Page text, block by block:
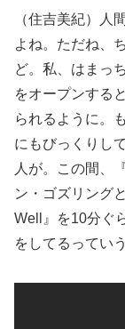
（住吉美紀）人
よね。ただね、
ど。私、はまっ
をオープンする
られるように。
にもびっくりし
人が。この間、
ン・ゴズリング
Well』を10分ぐ
をしてるってい